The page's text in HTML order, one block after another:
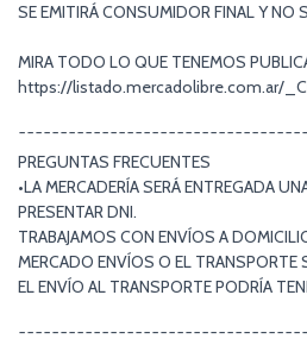
SE EMITIRÁ CONSUMIDOR FINAL Y NO
MIRA TODO LO QUE TENEMOS
https://listado.mercadolibre.com.ar/
PREGUNTAS FRECUENTES
•LA MERCADERÍA SERÁ ENTREGADA
PRESENTAR DNI.
TRABAJAMOS CON ENVÍOS A
MERCADO ENVÍOS O EL TRANSPORTE
EL ENVÍO AL TRANSPORTE PODRÍA